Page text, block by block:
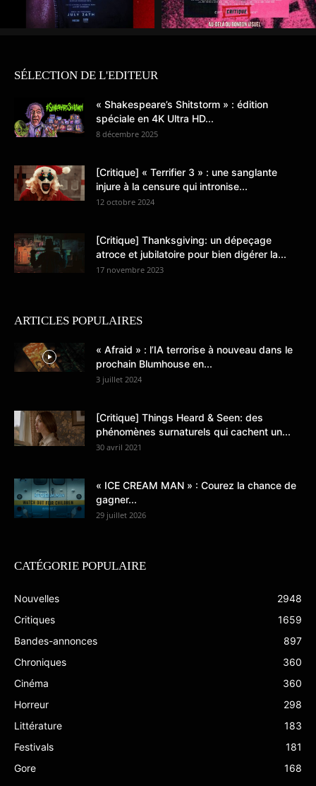
SÉLECTION DE L'EDITEUR
« Shakespeare’s Shitstorm » : édition
spéciale en 4K Ultra HD...
8 décembre 2025
[Critique] « Terrifier 3 » : une sanglante
injure à la censure qui intronise...
12 octobre 2024
[Critique] Thanksgiving: un dépeçage
atroce et jubilatoire pour bien digérer la...
17 novembre 2023
ARTICLES POPULAIRES
« Afraid » : l’IA terrorise à nouveau dans le
prochain Blumhouse en...
3 juillet 2024
[Critique] Things Heard & Seen: des
phénomènes surnaturels qui cachent un...
30 avril 2021
« ICE CREAM MAN » : Courez la chance de
gagner...
29 juillet 2026
CATÉGORIE POPULAIRE
Nouvelles
2948
Critiques
1659
Bandes-annonces
897
Chroniques
360
Cinéma
360
Horreur
298
Littérature
183
Festivals
181
Gore
168